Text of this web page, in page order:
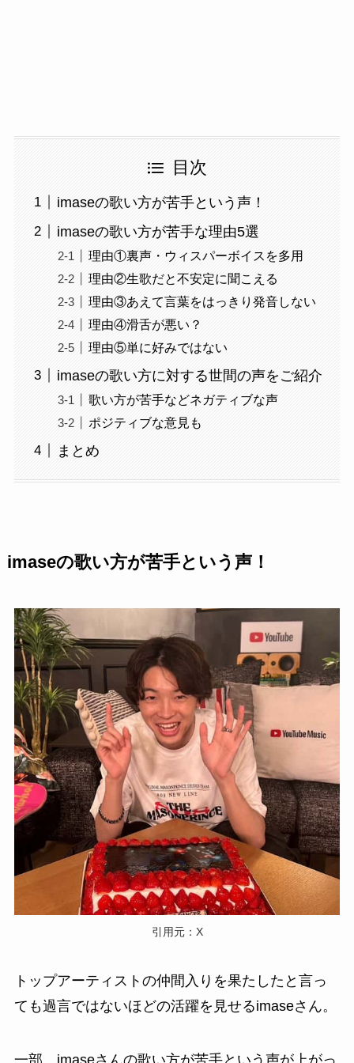
目次
imaseの歌い方が苦手という声！
imaseの歌い方が苦手な理由5選
理由①裏声・ウィスパーボイスを多用
理由②生歌だと不安定に聞こえる
理由③あえて言葉をはっきり発音しない
理由④滑舌が悪い？
理由⑤単に好みではない
imaseの歌い方に対する世間の声をご紹介
歌い方が苦手などネガティブな声
ポジティブな意見も
まとめ
imaseの歌い方が苦手という声！
引用元：X
トップアーティストの仲間入りを果たしたと言っ
ても過言ではないほどの活躍を見せるimaseさん。
一部、imaseさんの歌い方が苦手という声が上がっ